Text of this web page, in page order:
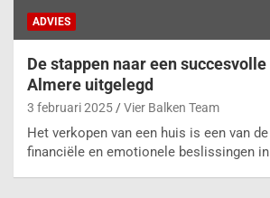
ADVIES
De stappen naar een
Almere uitgelegd
3 februari 2025 Vier Balken Team
Het verkopen van een huis is een van
financiële en emotionele beslissingen